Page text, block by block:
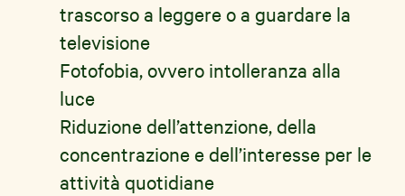
trascorso a leggere o a guardare la
televisione
Fotofobia, ovvero intolleranza alla
luce
Riduzione dell’attenzione, della
concentrazione e dell’interesse per le
attività quotidiane